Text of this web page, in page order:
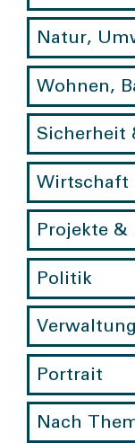
Natur,
Wohnen,
Sicherheit
Wirtschaft
Projekte
Politik
Verwaltung
Portrait
Nach